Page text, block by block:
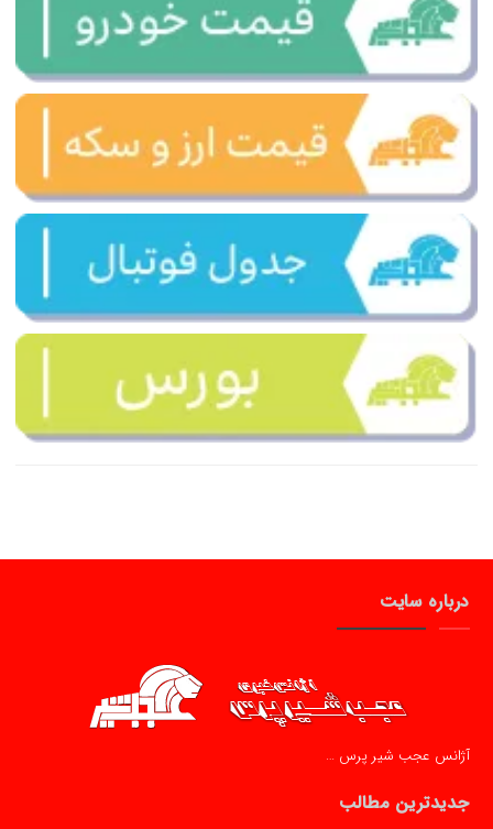
درباره سایت
آژانس عجب شیر پرس …
جدیدترین مطالب